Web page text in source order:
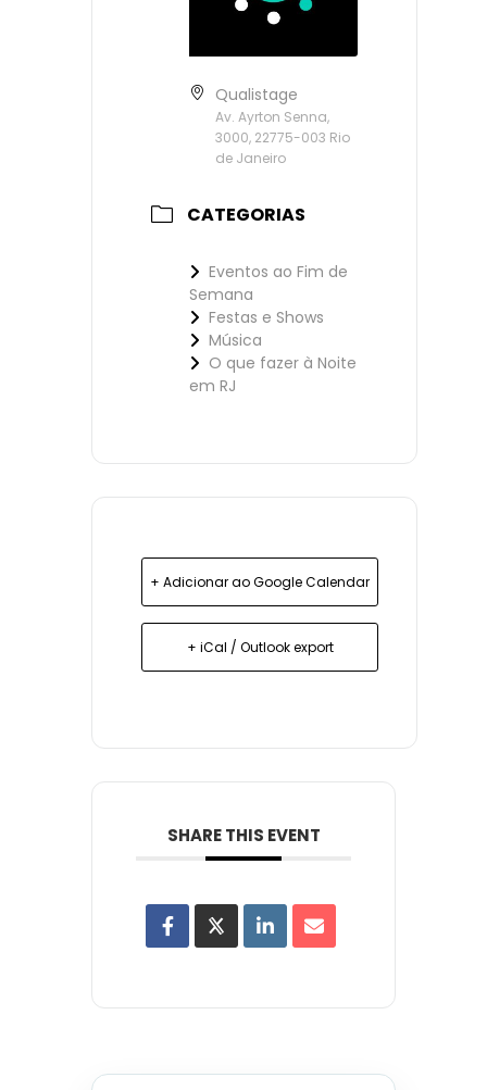
Qualistage
Av. Ayrton Senna,
3000, 22775-003 Rio
de Janeiro
CATEGORIAS
Eventos ao Fim de
Semana
Festas e Shows
Música
O que fazer à Noite
em RJ
+ Adicionar ao Google Calendar
+ iCal / Outlook export
SHARE THIS EVENT